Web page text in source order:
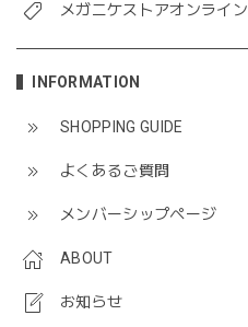
メガニケストアオンライン
INFORMATION
SHOPPING GUIDE
よくあるご質問
メンバーシップページ
ABOUT
お知らせ